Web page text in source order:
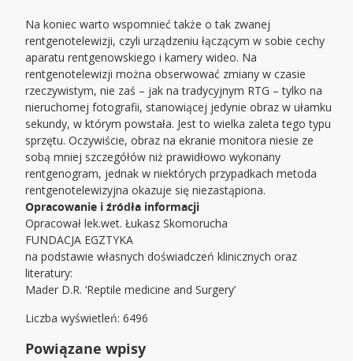
Na koniec warto wspomnieć także o tak zwanej
rentgenotelewizji, czyli urządzeniu łączącym w sobie cechy
aparatu rentgenowskiego i kamery wideo. Na
rentgenotelewizji można obserwować zmiany w czasie
rzeczywistym, nie zaś – jak na tradycyjnym RTG – tylko na
nieruchomej fotografii, stanowiącej jedynie obraz w ułamku
sekundy, w którym powstała. Jest to wielka zaleta tego typu
sprzętu. Oczywiście, obraz na ekranie monitora niesie ze
sobą mniej szczegółów niż prawidłowo wykonany
rentgenogram, jednak w niektórych przypadkach metoda
rentgenotelewizyjna okazuje się niezastąpiona.
Opracowanie i źródła informacji
Opracował lek.wet. Łukasz Skomorucha
FUNDACJA EGZTYKA
na podstawie własnych doświadczeń klinicznych oraz
literatury:
Mader D.R. ‘Reptile medicine and Surgery’
Liczba wyświetleń: 6496
Powiązane wpisy